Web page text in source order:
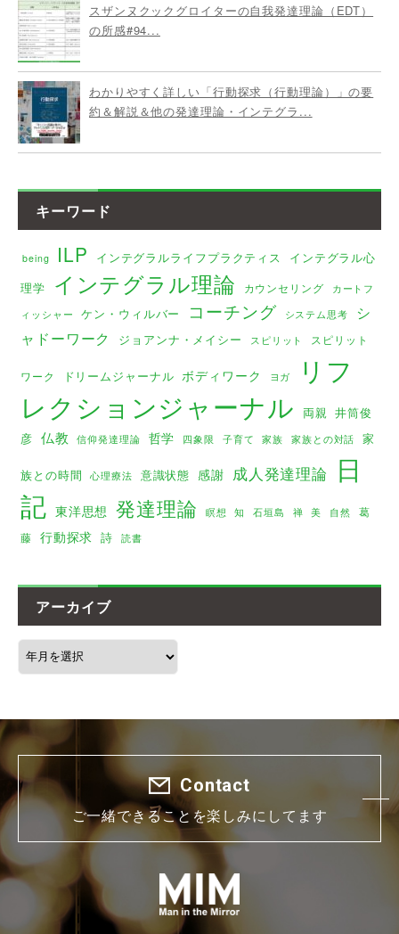
スザンヌクックグロイターの自我発達理論（EDT）
の所感#94...
わかりやすく詳しい「行動探求（行動理論）」の要
約＆解説＆他の発達理論・インテグラ...
キーワード
being ILP インテグラルライフプラクティス
インテグラル心
理学
インテグラル理論 カウンセリング
カートフ
ィッシャー
ケン・ウィルバー コーチング システム思考
シ
ャドーワーク
ジョアンナ・メイシー スピリット スピリット
ワーク ドリームジャーナル ボディワーク ヨガ
リフ
レクションジャーナル 両親 井筒俊
彦 仏教 信仰発達理論 哲学 四象限 子育て 家族 家族との対話 家
族との時間 心理療法 意識状態 感謝 成人発達理論
日
記 東洋思想 発達理論 瞑想 知 石垣島 禅 美 自然
葛
藤 行動探求 詩 読書
アーカイブ
Contact
ご一緒できることを楽しみにしてます